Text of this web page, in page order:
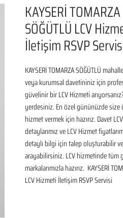
KAYSERİ TOMARZA
SÖĞÜTLÜ LCV
İletişim RSVP
KAYSERİ TOMARZA SÖĞÜTLÜ
veya kurumsal davetininiz için
güvelinir bir LCV Hizmeti
yerdesiniz. En özel gününüzde size
hizmet vermek için hazırız. Davet
detaylarımız ve LCV Hizmet
detaylı bilgi için talep oluşturabilir
arayabilirsiniz. LCV hizmetinde tüm
markalarımızla hazırız.  KAYSERİ
LCV Hizmeti İletişim RSVP Servisi